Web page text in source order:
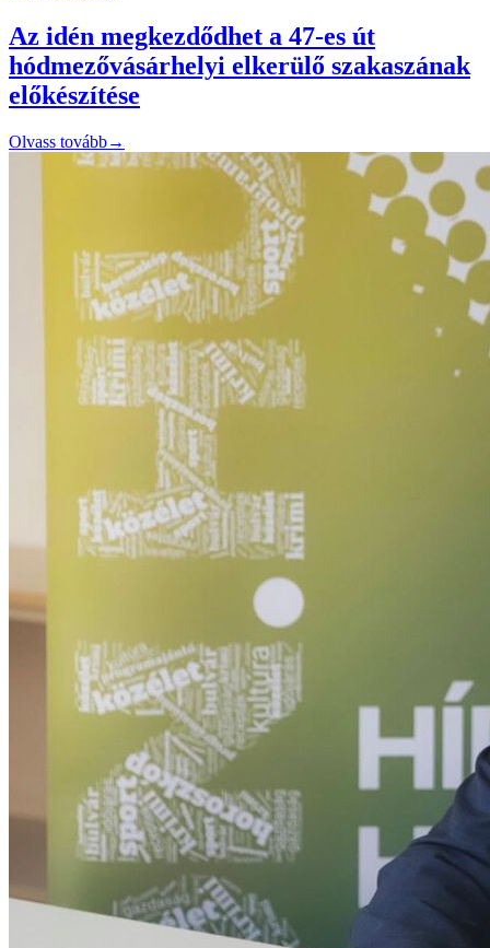
Az idén megkezdődhet a 47-es út
hódmezővásárhelyi elkerülő szakaszának
előkészítése
Olvass tovább→